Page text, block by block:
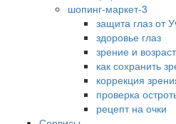
шопинг-маркет-3
защита глаз от
здоровье глаз
зрение и возраст
как сохранить
коррекция
проверка
рецепт на очки